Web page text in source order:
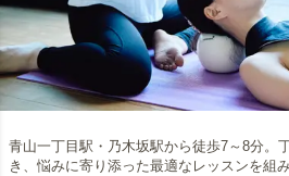
青山一丁目駅・乃木坂駅から徒歩7～8分。
き、悩みに寄り添った最適なレッスンを組